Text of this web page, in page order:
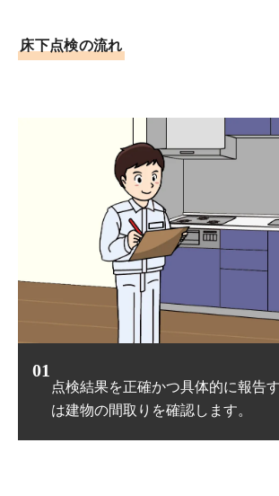
床下点検の流れ
02
床下収納庫や畳の下板を⼀部加⼯
場合）して進⼊⼝を確保します。